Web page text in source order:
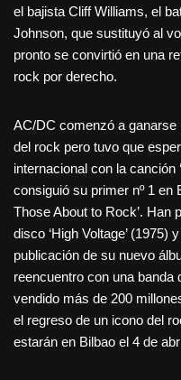
el bajista Cliff Williams, el
Johnson, que sustituyó al
pronto se convirtió en una
rock por derecho.
AC/DC comenzó a ganarse
del rock pero tuvo que
internacional con la canción
consiguió su primer nº 1 en
Those About to Rock’. Han
disco ‘High Voltage’
publicación de su nuevo
reencuentro con una banda
vendido más de 200
el regreso de un icono del
estarán en Bilbao el 4 de